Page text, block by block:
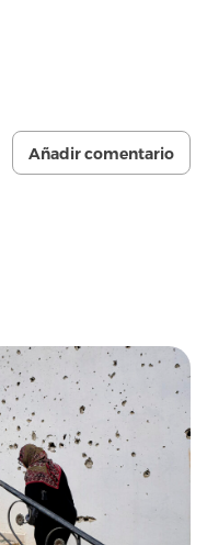
Añadir comentario